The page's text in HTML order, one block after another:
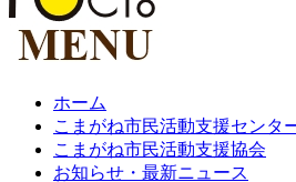
ホーム
こまがね市民活動支援センタ
こまがね市民活動支援協会
お知らせ・最新ニュース